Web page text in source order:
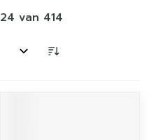
24 van 414